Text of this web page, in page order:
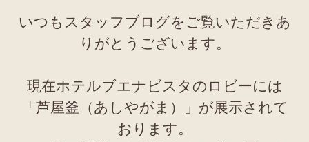
いつもスタッフブログをご覧いただきあ
りがとうございます。
現在ホテルブエナビスタのロビーには
「芦屋釜（あしやがま）」が展示されて
おります。